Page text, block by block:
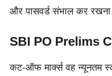
और पासवर्ड संभाल कर रखना
SBI PO Prelims
कट-ऑफ मार्क्स वह न्यूनतम